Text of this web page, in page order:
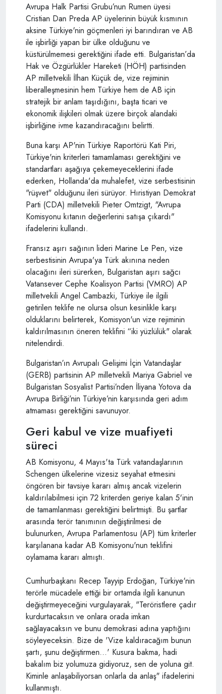
Avrupa Halk Partisi Grubu’nun Rumen üyesi
Cristian Dan Preda AP üyelerinin büyük kısmının
aksine Türkiye'nin göçmenleri iyi barındıran ve AB
ile işbirliği yapan bir ülke olduğunu ve
küstürülmemesi gerektiğini ifade etti. Bulgaristan’da
Hak ve Özgürlükler Hareketi (HÖH) partisinden
AP milletvekili İlhan Küçük de, vize rejiminin
liberalleşmesinin hem Türkiye hem de AB için
stratejik bir anlam taşıdığını, başta ticari ve
ekonomik ilişkileri olmak üzere birçok alandaki
işbirliğine ivme kazandıracağını belirtti.
Buna karşı AP'nin Türkiye Raportörü Kati Piri,
Türkiye'nin kriterleri tamamlaması gerektiğini ve
standartları aşağıya çekemeyeceklerini ifade
ederken, Hollanda'da muhalefet, vize serbestisinin
"rüşvet" olduğunu ileri sürüyor. Hıristiyan Demokrat
Parti (CDA) milletvekili Pieter Omtzigt, "Avrupa
Komisyonu kıtanın değerlerini satışa çıkardı"
ifadelerini kullandı.
Fransız aşırı sağının lideri Marine Le Pen, vize
serbestisinin Avrupa'ya Türk akınına neden
olacağını ileri sürerken, Bulgaristan aşırı sağcı
Vatansever Cephe Koalisyon Partisi (VMRO) AP
milletvekili Angel Cambazki, Türkiye ile ilgili
getirilen teklife ne olursa olsun kesinlikle karşı
olduklarını belirterek, Komisyon'un vize rejiminin
kaldırılmasının öneren teklifini “iki yüzlülük" olarak
nitelendirdi.
Bulgaristan’ın Avrupalı Gelişimi İçin Vatandaşlar
(GERB) partisinin AP milletvekili Mariya Gabriel ve
Bulgaristan Sosyalist Partisi’nden İliyana Yotova da
Avrupa Birliği’nin Türkiye’nin karşısında geri adım
atmaması gerektiğini savunuyor.
Geri kabul ve vize muafiyeti
süreci
AB Komisyonu, 4 Mayıs'ta Türk vatandaşlarının
Schengen ülkelerine vizesiz seyahat etmesini
öngören bir tavsiye kararı almış ancak vizelerin
kaldırılabilmesi için 72 kriterden geriye kalan 5'inin
de tamamlanması gerektiğini belirtmişti. Bu şartlar
arasında terör tanımının değiştirilmesi de
bulunurken, Avrupa Parlamentosu (AP) tüm kriterler
karşılanana kadar AB Komisyonu'nun teklifini
oylamama kararı almıştı.
Cumhurbaşkanı Recep Tayyip Erdoğan, Türkiye'nin
terörle mücadele ettiği bir ortamda ilgili kanunun
değiştirmeyeceğini vurgulayarak, "Teröristlere çadır
kurdurtacaksın ve onlara orada imkan
sağlayacaksın ve bunu demokrasi adına yaptığını
söyleyeceksin. Bize de 'Vize kaldıracağım bunun
şartı, şunu değiştirmen...' Kusura bakma, hadi
bakalım biz yolumuza gidiyoruz, sen de yoluna git.
Kiminle anlaşabiliyorsan onlarla da anlaş" ifadelerini
kullanmıştı.